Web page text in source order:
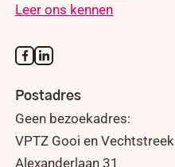
Leer ons kennen
Postadres
Geen bezoekadres:
VPTZ Gooi en Vechtstreek
Alexanderlaan 31